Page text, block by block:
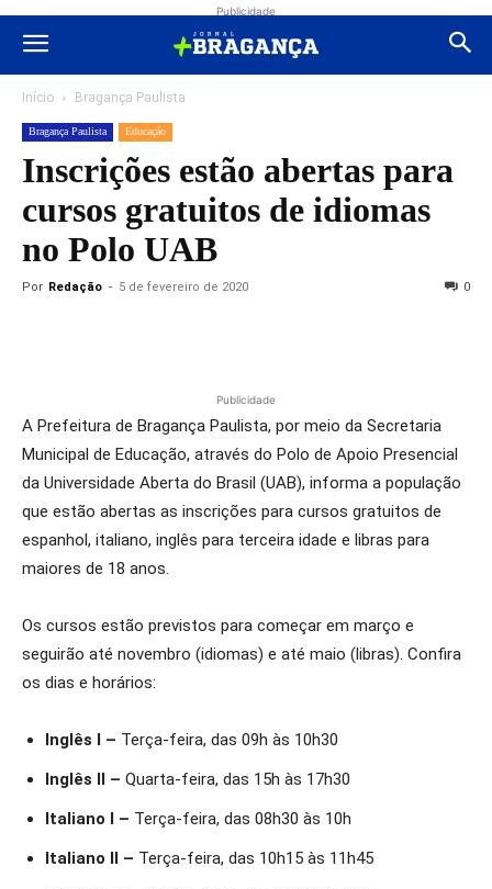
Publicidade
Início Bragança Paulista
Bragança Paulista Educação
Inscrições estão abertas para
cursos gratuitos de idiomas
no Polo UAB
Por Redação - 5 de fevereiro de 2020 0
Publicidade
A Prefeitura de Bragança Paulista, por meio da Secretaria
Municipal de Educação, através do Polo de Apoio Presencial
da Universidade Aberta do Brasil (UAB), informa a população
que estão abertas as inscrições para cursos gratuitos de
espanhol, italiano, inglês para terceira idade e libras para
maiores de 18 anos.
Os cursos estão previstos para começar em março e
seguirão até novembro (idiomas) e até maio (libras). Confira
os dias e horários:
Inglês I – Terça-feira, das 09h às 10h30
Inglês II – Quarta-feira, das 15h às 17h30
Italiano I – Terça-feira, das 08h30 às 10h
Italiano II – Terça-feira, das 10h15 às 11h45